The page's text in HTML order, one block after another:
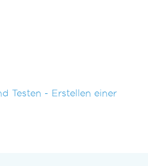
Testen - Erstellen einer